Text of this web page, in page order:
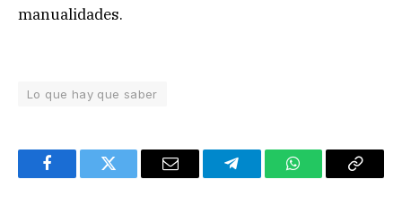
manualidades.
Lo que hay que saber
FacebookTwitter Email TelegramWhatsAppCopy